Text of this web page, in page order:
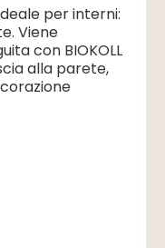
per interni:
Viene
con BIOKOLL
alla parete,